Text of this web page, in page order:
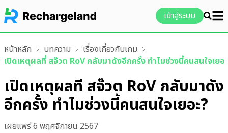
เข้าสู่ระบบ
หน้าหลัก บทความ
เรื่องเกี่ยวกับเกม
เปิดเหตุผลที่ สจ๊วต RoV กลับมาดังอีกครั้ง ทำไมช่วงนี้คนสนใจเยอ
เปิดเหตุผลที่ สจ๊วต RoV กลับมาดัง
อีกครั้ง ทำไมช่วงนี้คนสนใจเยอะ?
เผยแพร่6 พฤศจิกายน 2567